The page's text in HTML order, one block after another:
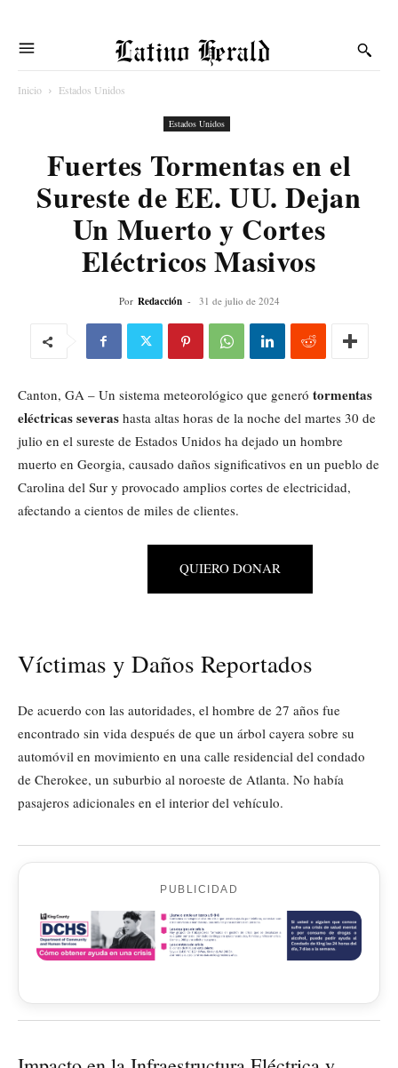
Latino Herald
Inicio Estados Unidos
Estados Unidos
Fuertes Tormentas en el
Sureste de EE. UU. Dejan
Un Muerto y Cortes
Eléctricos Masivos
Por Redacción - 31 de julio de 2024
Canton, GA – Un sistema meteorológico que generó tormentas
eléctricas severas hasta altas horas de la noche del martes 30 de
julio en el sureste de Estados Unidos ha dejado un hombre
muerto en Georgia, causado daños significativos en un pueblo de
Carolina del Sur y provocado amplios cortes de electricidad,
afectando a cientos de miles de clientes.
QUIERO DONAR
Víctimas y Daños Reportados
De acuerdo con las autoridades, el hombre de 27 años fue
encontrado sin vida después de que un árbol cayera sobre su
automóvil en movimiento en una calle residencial del condado
de Cherokee, un suburbio al noroeste de Atlanta. No había
pasajeros adicionales en el interior del vehículo.
PUBLICIDAD